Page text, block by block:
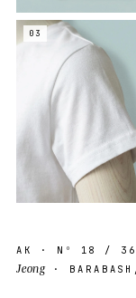
03
AK · Nº 18 / 36
Jeong·